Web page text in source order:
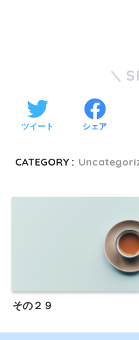
ツイート シェア
CATEGORY :
その２９